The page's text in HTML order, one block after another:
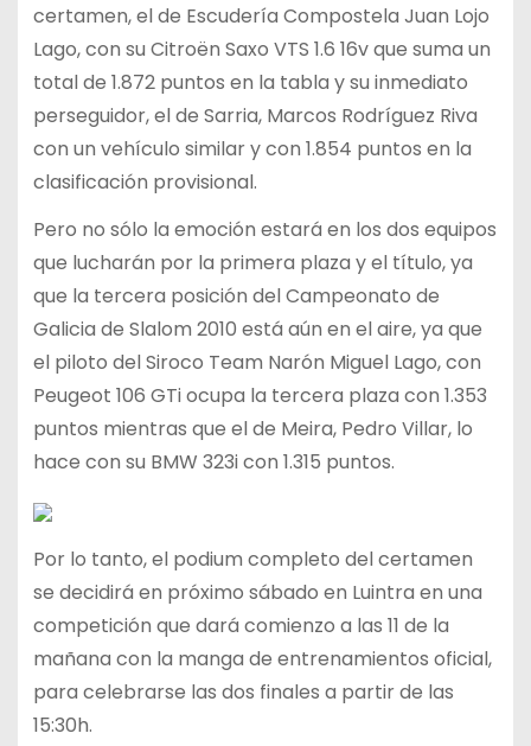
certamen, el de Escudería Compostela Juan Lojo
Lago, con su Citroën Saxo VTS 1.6 16v que suma un
total de 1.872 puntos en la tabla y su inmediato
perseguidor, el de Sarria, Marcos Rodríguez Riva
con un vehículo similar y con 1.854 puntos en la
clasificación provisional.
Pero no sólo la emoción estará en los dos equipos
que lucharán por la primera plaza y el título, ya
que la tercera posición del Campeonato de
Galicia de Slalom 2010 está aún en el aire, ya que
el piloto del Siroco Team Narón Miguel Lago, con
Peugeot 106 GTi ocupa la tercera plaza con 1.353
puntos mientras que el de Meira, Pedro Villar, lo
hace con su BMW 323i con 1.315 puntos.
Por lo tanto, el podium completo del certamen
se decidirá en próximo sábado en Luintra en una
competición que dará comienzo a las 11 de la
mañana con la manga de entrenamientos oficial,
para celebrarse las dos finales a partir de las
15:30h.